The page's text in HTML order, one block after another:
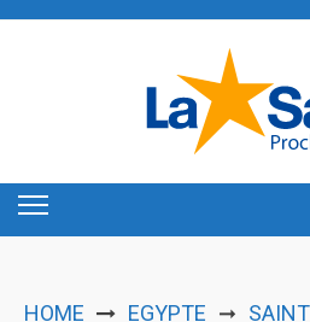
HOME EGYPTE ➞